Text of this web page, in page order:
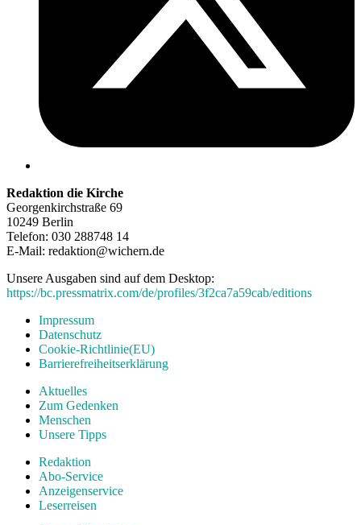
Redaktion die Kirche
Georgenkirchstraße 69
10249 Berlin
Telefon: 030 288748 14
E-Mail: redaktion@wichern.de
Unsere Ausgaben sind auf dem Desktop:
https://bc.pressmatrix.com/de/profiles/3f2ca7a59cab/editions
Impressum
Datenschutz
Cookie-Richtlinie(EU)
Barrierefreiheitserklärung
Aktuelles
Zum Gedenken
Menschen
Unsere Tipps
Redaktion
Abo-Service
Anzeigenservice
Leserreisen